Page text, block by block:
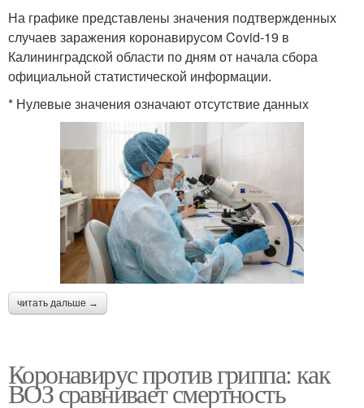
На графике представлены значения подтвержденных
случаев заражения коронавирусом Covid-19 в
Калининградской области по дням от начала сбора
официальной статистической информации.
* Нулевые значения означают отсутствие данных
читать дальше →
Коронавирус против гриппа: как
ВОЗ сравнивает смертность